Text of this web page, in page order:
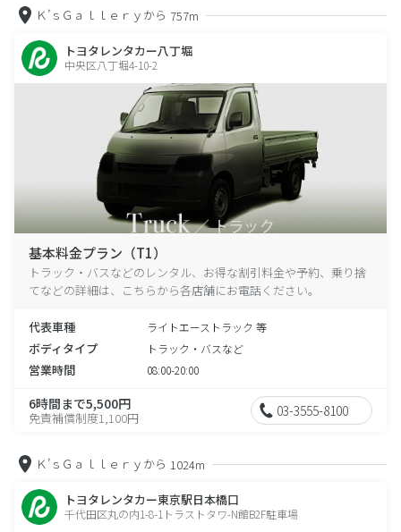
Ｋ’ｓＧａｌｌｅｒｙから 757m
トヨタレンタカー八丁堀
中央区八丁堀4-10-2
基本料金プラン（T1）
トラック・バスなどのレンタル、お得な割引料金や予約、乗り捨
てなどの詳細は、こちらから各店舗にお電話ください。
代表車種 ライトエーストラック 等
ボディタイプ トラック・バスなど
営業時間 08:00-20:00
6時間まで5,500円
免責補償制度1,100円 03-3555-8100
Ｋ’ｓＧａｌｌｅｒｙから 1024m
トヨタレンタカー東京駅日本橋口
千代田区丸の内1-8-1トラストタワ-N館B2F駐車場